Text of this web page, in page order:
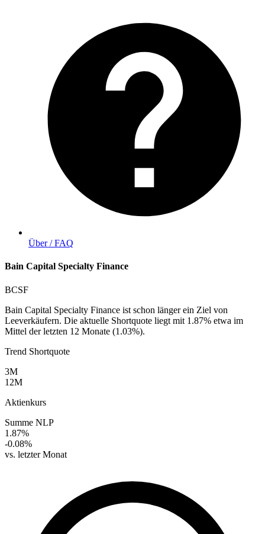
Über / FAQ
Bain Capital Specialty Finance
BCSF
Bain Capital Specialty Finance ist schon länger ein Ziel von
Leeverkäufern. Die aktuelle Shortquote liegt mit 1.87% etwa im
Mittel der letzten 12 Monate (1.03%).
Trend Shortquote
3M
12M
Aktienkurs
Summe NLP
1.87%
-0.08%
vs. letzter Monat